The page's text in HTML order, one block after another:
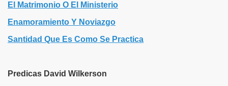
El Matrimonio O El Ministerio
Enamoramiento Y Noviazgo
Santidad Que Es Como Se Practica
Predicas David Wilkerson